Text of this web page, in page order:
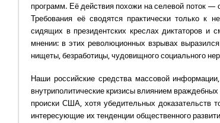
программ. Её действия похожи на селевой поток
Требования её сводятся практически только к
сидящих в президентских креслах диктаторов и
мнении: в этих революционных взрывах
нищеты, безработицы, чудовищного социального
Наши российские средства массовой
внутриполитические кризисы влиянием
происки США, хотя убедительных доказательств
интересующие их тенденции общественного